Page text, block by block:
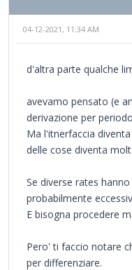
04-12-2021, 11:34 AM
d'altra parte qualche
avevamo pensato (e
derivazione per
Ma l'itnerfaccia
delle cose diventa
Se diverse rates
probabilmente
E bisogna procedere
Pero' ti faccio notare
per differenziare.